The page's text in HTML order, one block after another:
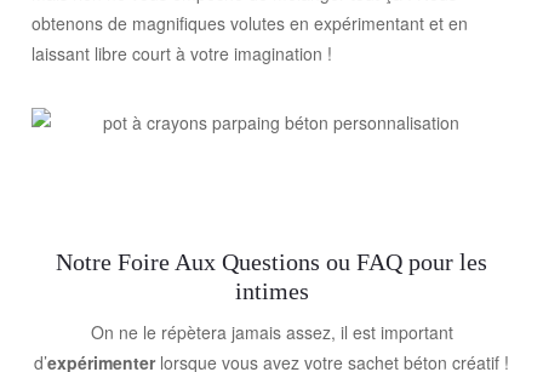
obtenons de magnifiques volutes en expérimentant et en
laissant libre court à votre imagination !
Notre Foire Aux Questions ou FAQ pour les
intimes
On ne le répètera jamais assez, il est important
d’expérimenter lorsque vous avez votre sachet béton créatif !